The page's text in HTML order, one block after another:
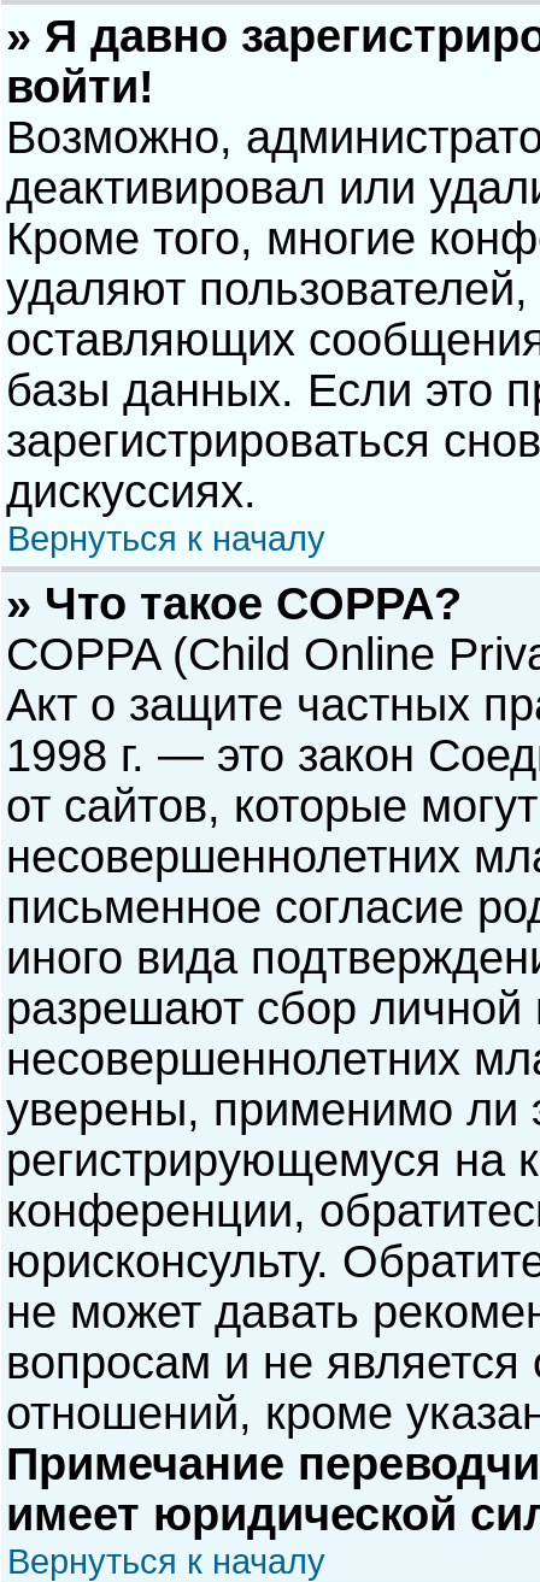
» Я давно
войти!
Возможно,
деактивировал или
Кроме того, многие
удаляют
оставляющих
базы данных. Если это
зарегистрироваться
дискуссиях.
Вернуться к началу
» Что такое COPPA?
COPPA (Child Online
Акт о защите частных
1998 г. — это закон
от сайтов, которые
несовершеннолетних
письменное согласие
иного вида
разрешают сбор
несовершеннолетних
уверены, применимо ли
регистрирующемуся на
конференции,
юрисконсульту.
не может давать
вопросам и не
отношений, кроме
Примечание
имеет юридической
Вернуться к началу